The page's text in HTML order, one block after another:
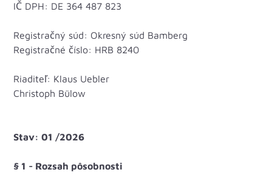
IČ DPH: DE 364 487 823
Registračný súd: Okresný súd Bamberg
Registračné číslo: HRB 8240
Riaditeľ: Klaus Uebler
Christoph Bülow
Stav: 01 /2026
§ 1 - Rozsah pôsobnosti